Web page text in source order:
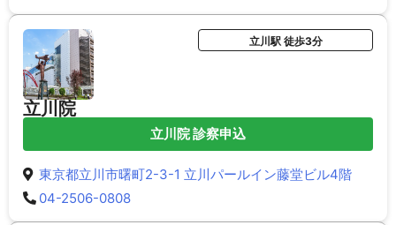
立川院
立川駅 徒歩3分
立川院 診察申込
東京都立川市曙町2-3-1 立川パールイン藤堂ビル4階
04-2506-0808